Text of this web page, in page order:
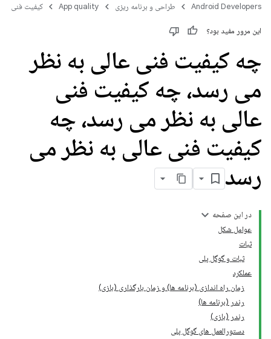
Android Developers طراحی و برنامه ریزی App quality کیفیت فنی
این مرور مفید بود؟
چه کیفیت فنی عالی به نظر
می رسد، چه کیفیت فنی
عالی به نظر می رسد، چه
کیفیت فنی عالی به نظر می
رسد
در این صفحه
عوامل شکل
ثبات
ثبات و گوگل پلی
عملکرد
زمان راه اندازی (برنامه ها) و زمان بارگذاری (بازی)
رندر (برنامه ها)
رندر (بازی)
دستورالعمل های گوگل پلی